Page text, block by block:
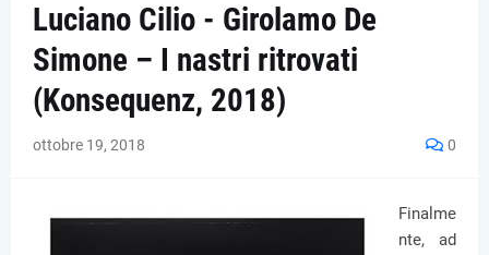
Luciano Cilio - Girolamo De
Simone – I nastri ritrovati
(Konsequenz, 2018)
ottobre 19, 2018 0
Finalme
nte, ad